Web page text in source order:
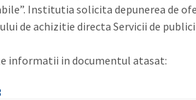
Institutia solicita depunerea de
de achizitie directa Servicii de
informatii in documentul atasat: